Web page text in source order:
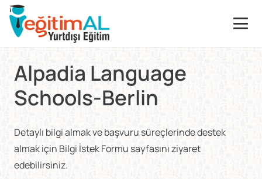
Alpadia Language
Schools-Berlin
Detaylı bilgi almak ve başvuru süreçlerinde destek
almak için Bilgi İstek Formu sayfasını ziyaret
edebilirsiniz.